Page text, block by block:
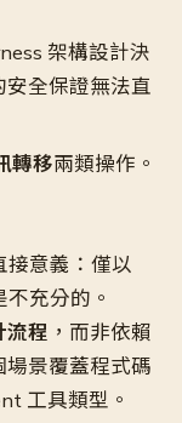
架構設計決
全保證無法直
轉移兩類操作。
接意義：僅以
充分的。
流程 ，而非依賴
景覆蓋程式碼
工具類型。